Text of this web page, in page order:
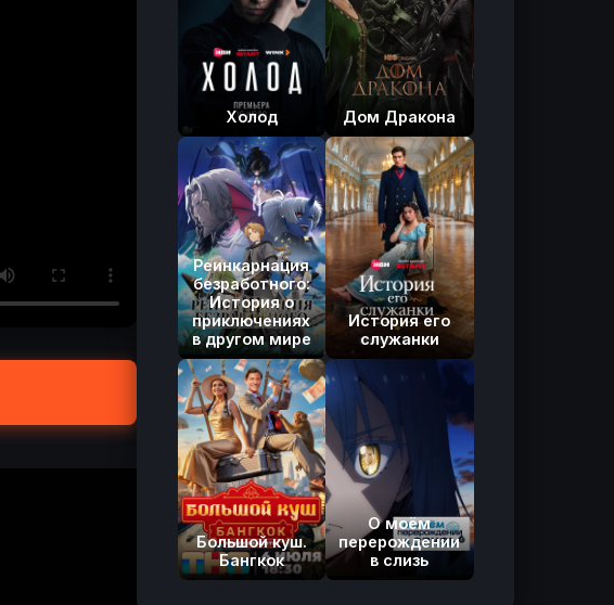
Холод Дом Дракона
Реинкарнация
безработного:
История о
приключениях
в другом мире
История его
служанки
Большой куш.
Бангкок
О моём
перерождении
в слизь